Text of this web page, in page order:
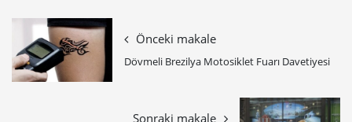
Önceki makale
Dövmeli Brezilya Motosiklet Fuarı Davetiyesi
Sonraki makale